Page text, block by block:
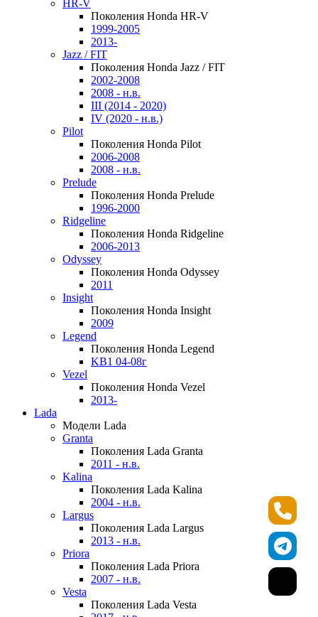
HR-V
Поколения Honda HR-V
1999-2005
2013-
Jazz / FIT
Поколения Honda Jazz / FIT
2002-2008
2008 - н.в.
III (2014 - 2020)
IV (2020 - н.в.)
Pilot
Поколения Honda Pilot
2006-2008
2008 - н.в.
Prelude
Поколения Honda Prelude
1996-2000
Ridgeline
Поколения Honda Ridgeline
2006-2013
Odyssey
Поколения Honda Odyssey
2011
Insight
Поколения Honda Insight
2009
Legend
Поколения Honda Legend
KB1 04-08г
Vezel
Поколения Honda Vezel
2013-
Lada
Модели Lada
Granta
Поколения Lada Granta
2011 - н.в.
Kalina
Поколения Lada Kalina
2004 - н.в.
Largus
Поколения Lada Largus
2013 - н.в.
Priora
Поколения Lada Priora
2007 - н.в.
Vesta
Поколения Lada Vesta